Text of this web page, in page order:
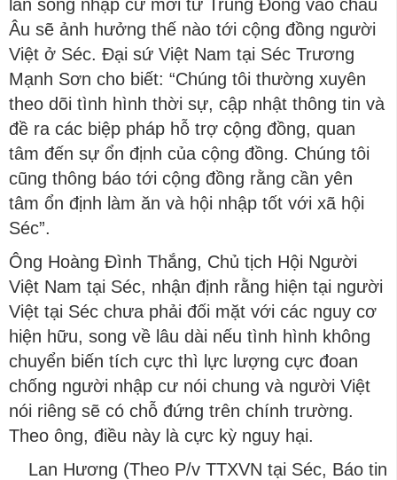
làn sóng nhập cư mới từ Trung Đông vào châu
Âu sẽ ảnh hưởng thế nào tới cộng đồng người
Việt ở Séc. Đại sứ Việt Nam tại Séc Trương
Mạnh Sơn cho biết: “Chúng tôi thường xuyên
theo dõi tình hình thời sự, cập nhật thông tin và
đề ra các biệp pháp hỗ trợ cộng đồng, quan
tâm đến sự ổn định của cộng đồng. Chúng tôi
cũng thông báo tới cộng đồng rằng cần yên
tâm ổn định làm ăn và hội nhập tốt với xã hội
Séc”.
Ông Hoàng Đình Thắng, Chủ tịch Hội Người
Việt Nam tại Séc, nhận định rằng hiện tại người
Việt tại Séc chưa phải đối mặt với các nguy cơ
hiện hữu, song về lâu dài nếu tình hình không
chuyển biến tích cực thì lực lượng cực đoan
chống người nhập cư nói chung và người Việt
nói riêng sẽ có chỗ đứng trên chính trường.
Theo ông, điều này là cực kỳ nguy hại.
Lan Hương (Theo P/v TTXVN tại Séc, Báo tin